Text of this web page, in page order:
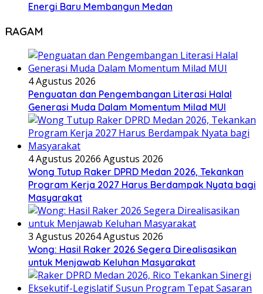
Energi Baru Membangun Medan
RAGAM
4 Agustus 2026
Penguatan dan Pengembangan Literasi Halal
Generasi Muda Dalam Momentum Milad MUI
4 Agustus 20266 Agustus 2026
Wong Tutup Raker DPRD Medan 2026, Tekankan
Program Kerja 2027 Harus Berdampak Nyata bagi
Masyarakat
3 Agustus 20264 Agustus 2026
Wong: Hasil Raker 2026 Segera Direalisasikan
untuk Menjawab Keluhan Masyarakat